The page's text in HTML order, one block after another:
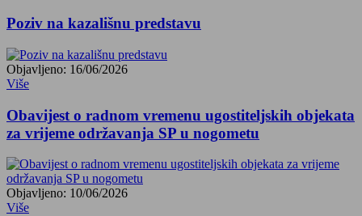
Poziv na kazališnu predstavu
Objavljeno: 16/06/2026
Više
Obavijest o radnom vremenu ugostiteljskih objekata
za vrijeme održavanja SP u nogometu
Objavljeno: 10/06/2026
Više